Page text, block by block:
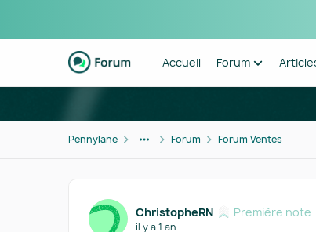
Passer au contenu
Accueil Forum
Pennylane Forum Forum Ventes
Forum Discussion
ChristopheRN Première note
il y a 1 an